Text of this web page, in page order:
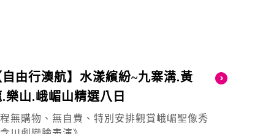
自由行澳航】水漾繽紛~九寨溝.黃
樂山.峨嵋山精選八日
無購物、無自費、特別安排觀賞峨嵋聖像秀